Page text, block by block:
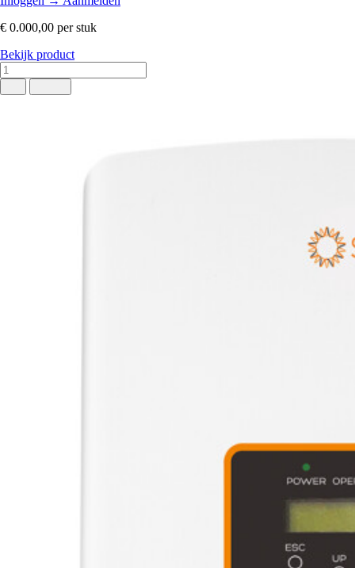
€ 0.000,00 per stuk
Bekijk product